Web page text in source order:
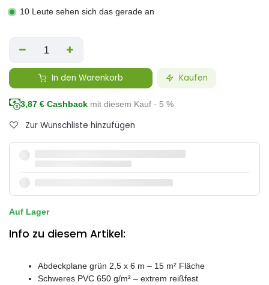
10 Leute sehen sich das gerade an
In den Warenkorb Kaufen
3,87 € Cashback mit diesem Kauf · 5 %
Zur Wunschliste hinzufügen
Auf Lager
Info zu diesem Artikel:
Abdeckplane grün 2,5 x 6 m – 15 m² Fläche
Schweres PVC 650 g/m² – extrem reißfest